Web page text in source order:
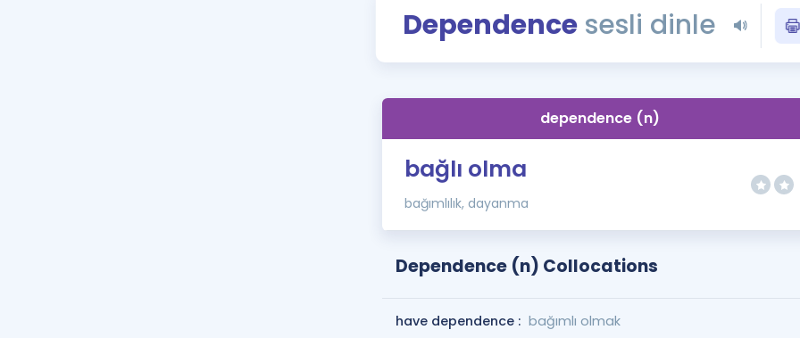
Blog
YDS - YÖKDİL
İngilizce
Dependencesesli dinle
dependence (n)
bağlı olma
bağımlılık, dayanma
Dependence (n) Collocations
have dependence : bağımlı olmak